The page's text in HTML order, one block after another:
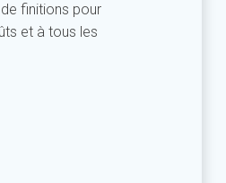
finitions pour
et à tous les